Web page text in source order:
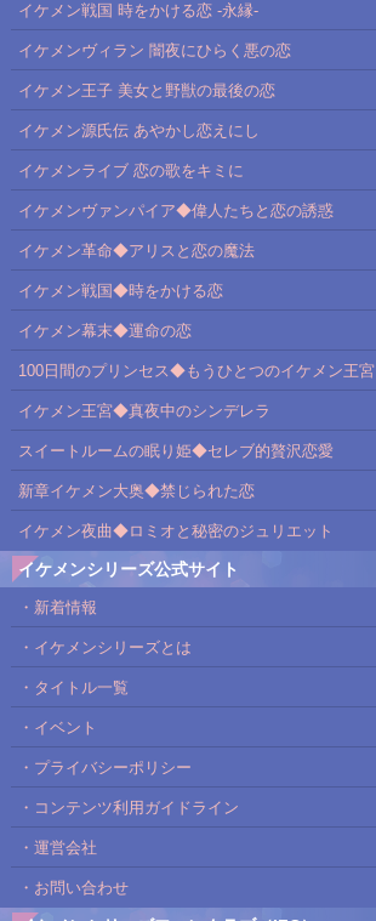
イケメン戦国 時をかける恋 -永縁-
イケメンヴィラン 闇夜にひらく悪の恋
イケメン王子 美女と野獣の最後の恋
イケメン源氏伝 あやかし恋えにし
イケメンライブ 恋の歌をキミに
イケメンヴァンパイア◆偉人たちと恋の誘惑
イケメン革命◆アリスと恋の魔法
イケメン戦国◆時をかける恋
イケメン幕末◆運命の恋
100日間のプリンセス◆もうひとつのイケメン王宮
イケメン王宮◆真夜中のシンデレラ
スイートルームの眠り姫◆セレブ的贅沢恋愛
新章イケメン大奥◆禁じられた恋
イケメン夜曲◆ロミオと秘密のジュリエット
イケメンシリーズ公式サイト
・新着情報
・イケメンシリーズとは
・タイトル一覧
・イベント
・プライバシーポリシー
・コンテンツ利用ガイドライン
・運営会社
・お問い合わせ